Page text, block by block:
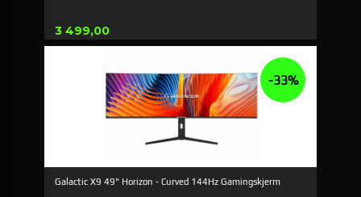
Pris
3 499,00
Galactic X9 49" Horizon - Curved 144Hz Gamingskjerm
-33%